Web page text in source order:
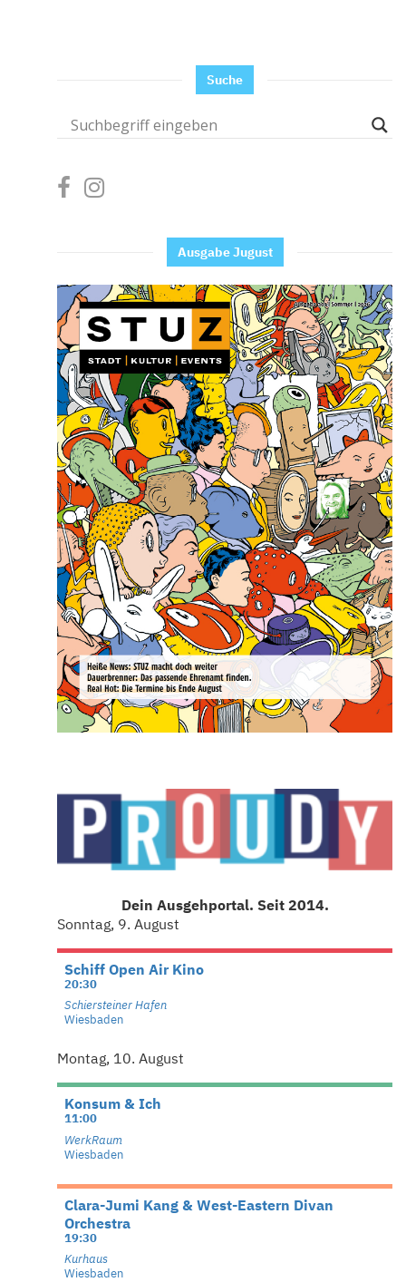
Suche
Ausgabe Jugust
Dein Ausgehportal. Seit 2014.
Sonntag, 9. August
Schiff Open Air Kino
20:30
Schiersteiner Hafen
Wiesbaden
Montag, 10. August
Konsum & Ich
11:00
WerkRaum
Wiesbaden
Clara-Jumi Kang & West-Eastern Divan
Orchestra
19:30
Kurhaus
Wiesbaden